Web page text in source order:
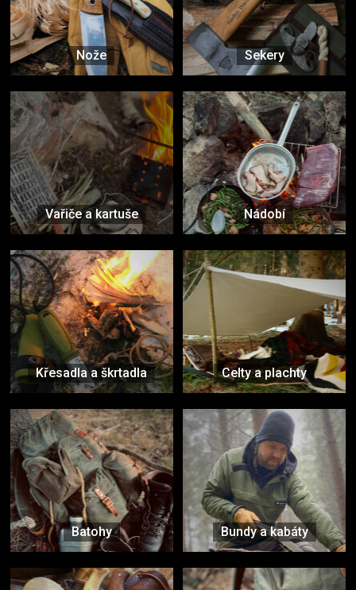
Nože Sekery
Vařiče a kartuše Nádobí
Křesadla a škrtadla Celty a plachty
Batohy Bundy a kabáty